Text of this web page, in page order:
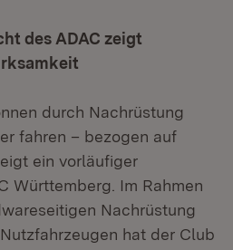
des ADAC zeigt
durch Nachrüstung
fahren – bezogen auf
ein vorläufiger
Württemberg. Im Rahmen
Nachrüstung
hat der Club